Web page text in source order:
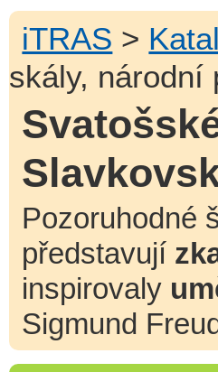
iTRAS >
skály, národní
Pozoruhodné
představují
inspirovaly
Sigmund